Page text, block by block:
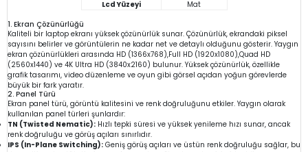
Lcd Yüzeyi
Mat
1. Ekran Çözünürlüğü
Kaliteli bir laptop ekranı yüksek çözünürlük sunar. Çözünürlük, ekrandaki piksel
sayısını belirler ve görüntülerin ne kadar net ve detaylı olduğunu gösterir. Yaygın
ekran çözünürlükleri arasında HD (1366x768),Full HD (1920x1080),Quad HD
(2560x1440) ve 4K Ultra HD (3840x2160) bulunur. Yüksek çözünürlük, özellikle
grafik tasarımı, video düzenleme ve oyun gibi görsel açıdan yoğun görevlerde
büyük bir fark yaratır.
2. Panel Türü
Ekran panel türü, görüntü kalitesini ve renk doğruluğunu etkiler. Yaygın olarak
kullanılan panel türleri şunlardır:
TN (Twisted Nematic): Hızlı tepki süresi ve yüksek yenileme hızı sunar, ancak
renk doğruluğu ve görüş açıları sınırlıdır.
IPS (In-Plane Switching): Geniş görüş açıları ve üstün renk doğruluğu sağlar, bu